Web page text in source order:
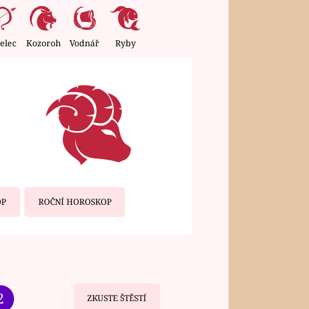
Kozoroh Vodnář Ryby
ROČNÍ HOROSKOP
ZKUSTE ŠTĚSTÍ